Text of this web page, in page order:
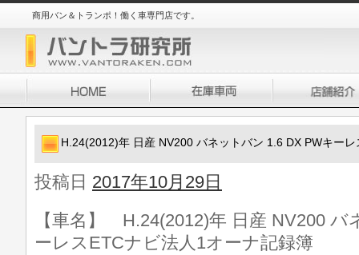
商用バン＆トランポ！働く車専門店です。
H.24(2012)年 日産 NV200 バネットバン 1.6 DX PWキー
投稿日 2017年10月29日
【車名】 H.24(2012)年 日産 NV200
ーレスETCナビ法人1オーナ記録簿